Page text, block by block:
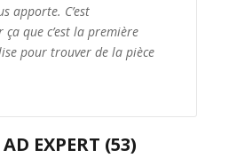
apporte. C’est
que c’est la première
pour trouver de la pièce
EXPERT (53)